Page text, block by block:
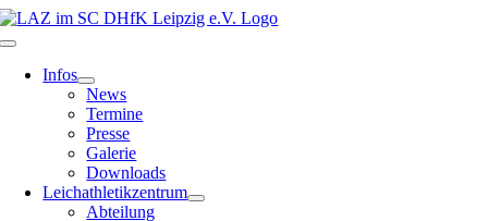
Zum
Inhalt
Toggle
Navigation
Infos
News
Termine
Presse
Galerie
Downloads
Leichathletikzentrum
Abteilung